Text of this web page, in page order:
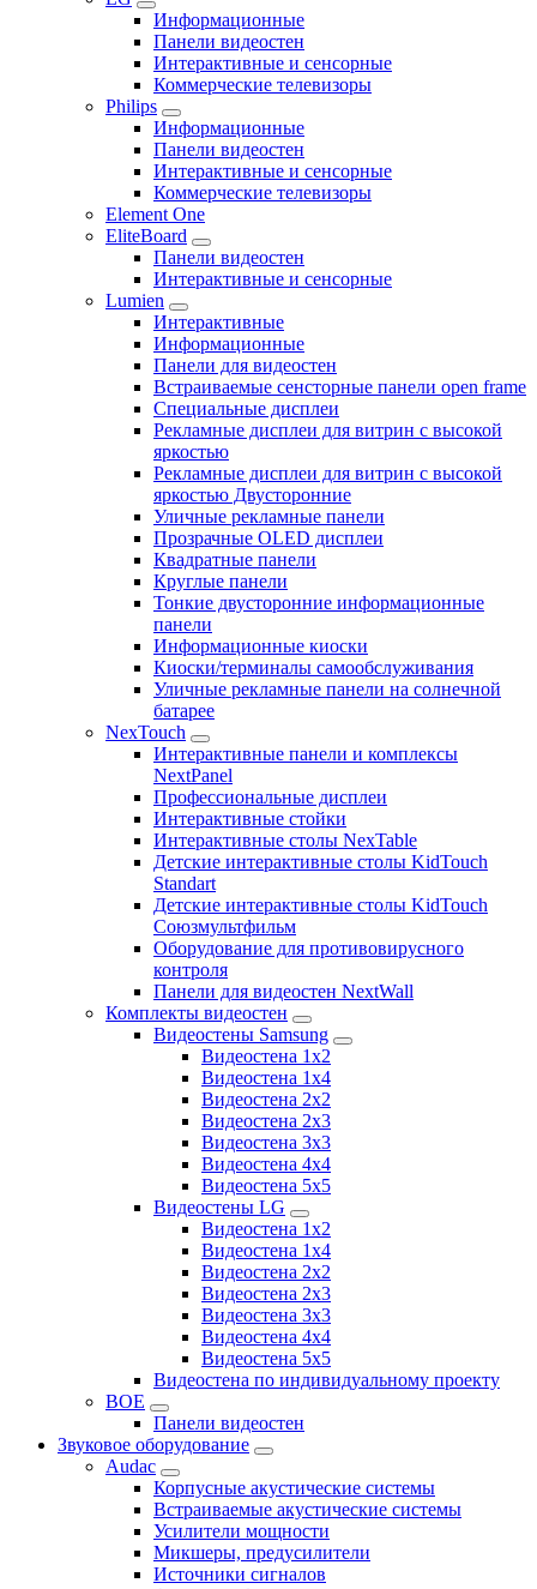
Информационные
Панели видеостен
Интерактивные и сенсорные
Коммерческие телевизоры
Philips
Информационные
Панели видеостен
Интерактивные и сенсорные
Коммерческие телевизоры
Element One
EliteBoard
Панели видеостен
Интерактивные и сенсорные
Lumien
Интерактивные
Информационные
Панели для видеостен
Встраиваемые сенсторные панели open frame
Специальные дисплеи
Рекламные дисплеи для витрин с высокой
яркостью
Рекламные дисплеи для витрин с высокой
яркостью Двусторонние
Уличные рекламные панели
Прозрачные OLED дисплеи
Квадратные панели
Круглые панели
Тонкие двусторонние информационные
панели
Информационные киоски
Киоски/терминалы самообслуживания
Уличные рекламные панели на солнечной
батарее
NexTouch
Интерактивные панели и комплексы
NextPanel
Профессиональные дисплеи
Интерактивные стойки
Интерактивные столы NexTable
Детские интерактивные столы KidTouch
Standart
Детские интерактивные столы KidTouch
Союзмультфильм
Оборудование для противовирусного
контроля
Панели для видеостен NextWall
Комплекты видеостен
Видеостены Samsung
Видеостена 1x2
Видеостена 1x4
Видеостена 2x2
Видеостена 2х3
Видеостена 3x3
Видеостена 4x4
Видеостена 5x5
Видеостены LG
Видеостена 1x2
Видеостена 1x4
Видеостена 2x2
Видеостена 2x3
Видеостена 3x3
Видеостена 4x4
Видеостена 5x5
Видеостена по индивидуальному проекту
BOE
Панели видеостен
Звуковое оборудование
Audac
Корпусные акустические системы
Встраиваемые акустические системы
Усилители мощности
Микшеры, предусилители
Источники сигналов